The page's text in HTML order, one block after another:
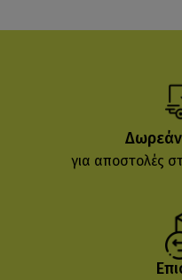
για αποστολές